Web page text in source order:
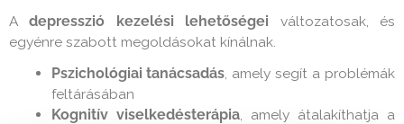
Adepresszió kezelési lehetőségei változatosak, és
egyénre szabott megoldásokat kínálnak.
Pszichológiai tanácsadás , amely segít a problémák
feltárásában
Kognitív viselkedésterápia, amely átalakíthatja a